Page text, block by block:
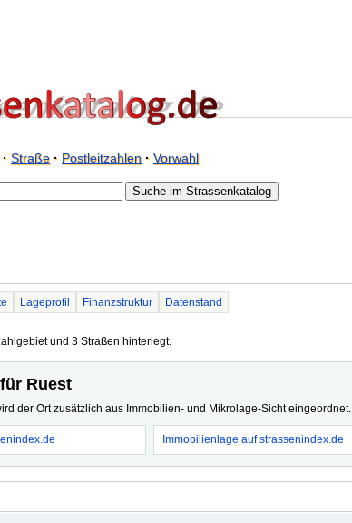
· Straße· Postleitzahlen· Vorwahl
Lageprofil Finanzstruktur Datenstand
und 3 Straßen hinterlegt.
Ruest
der Ort zusätzlich aus Immobilien- und Mikrolage-Sicht eingeordnet.
Immobilienlage auf strassenindex.de